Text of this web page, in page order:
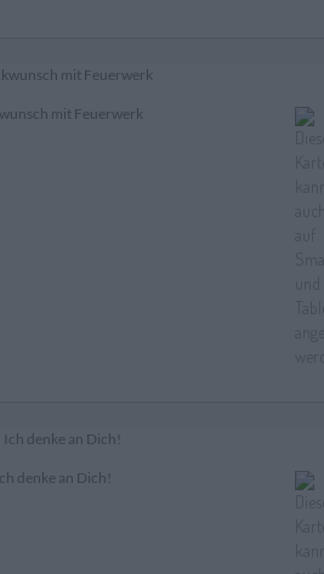
mit Feuerwerk
denke an Dich!